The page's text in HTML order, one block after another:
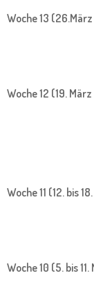
Woche 13
Woche 12 (19.
Woche 11 (12. bis
Woche 10 (5. bis